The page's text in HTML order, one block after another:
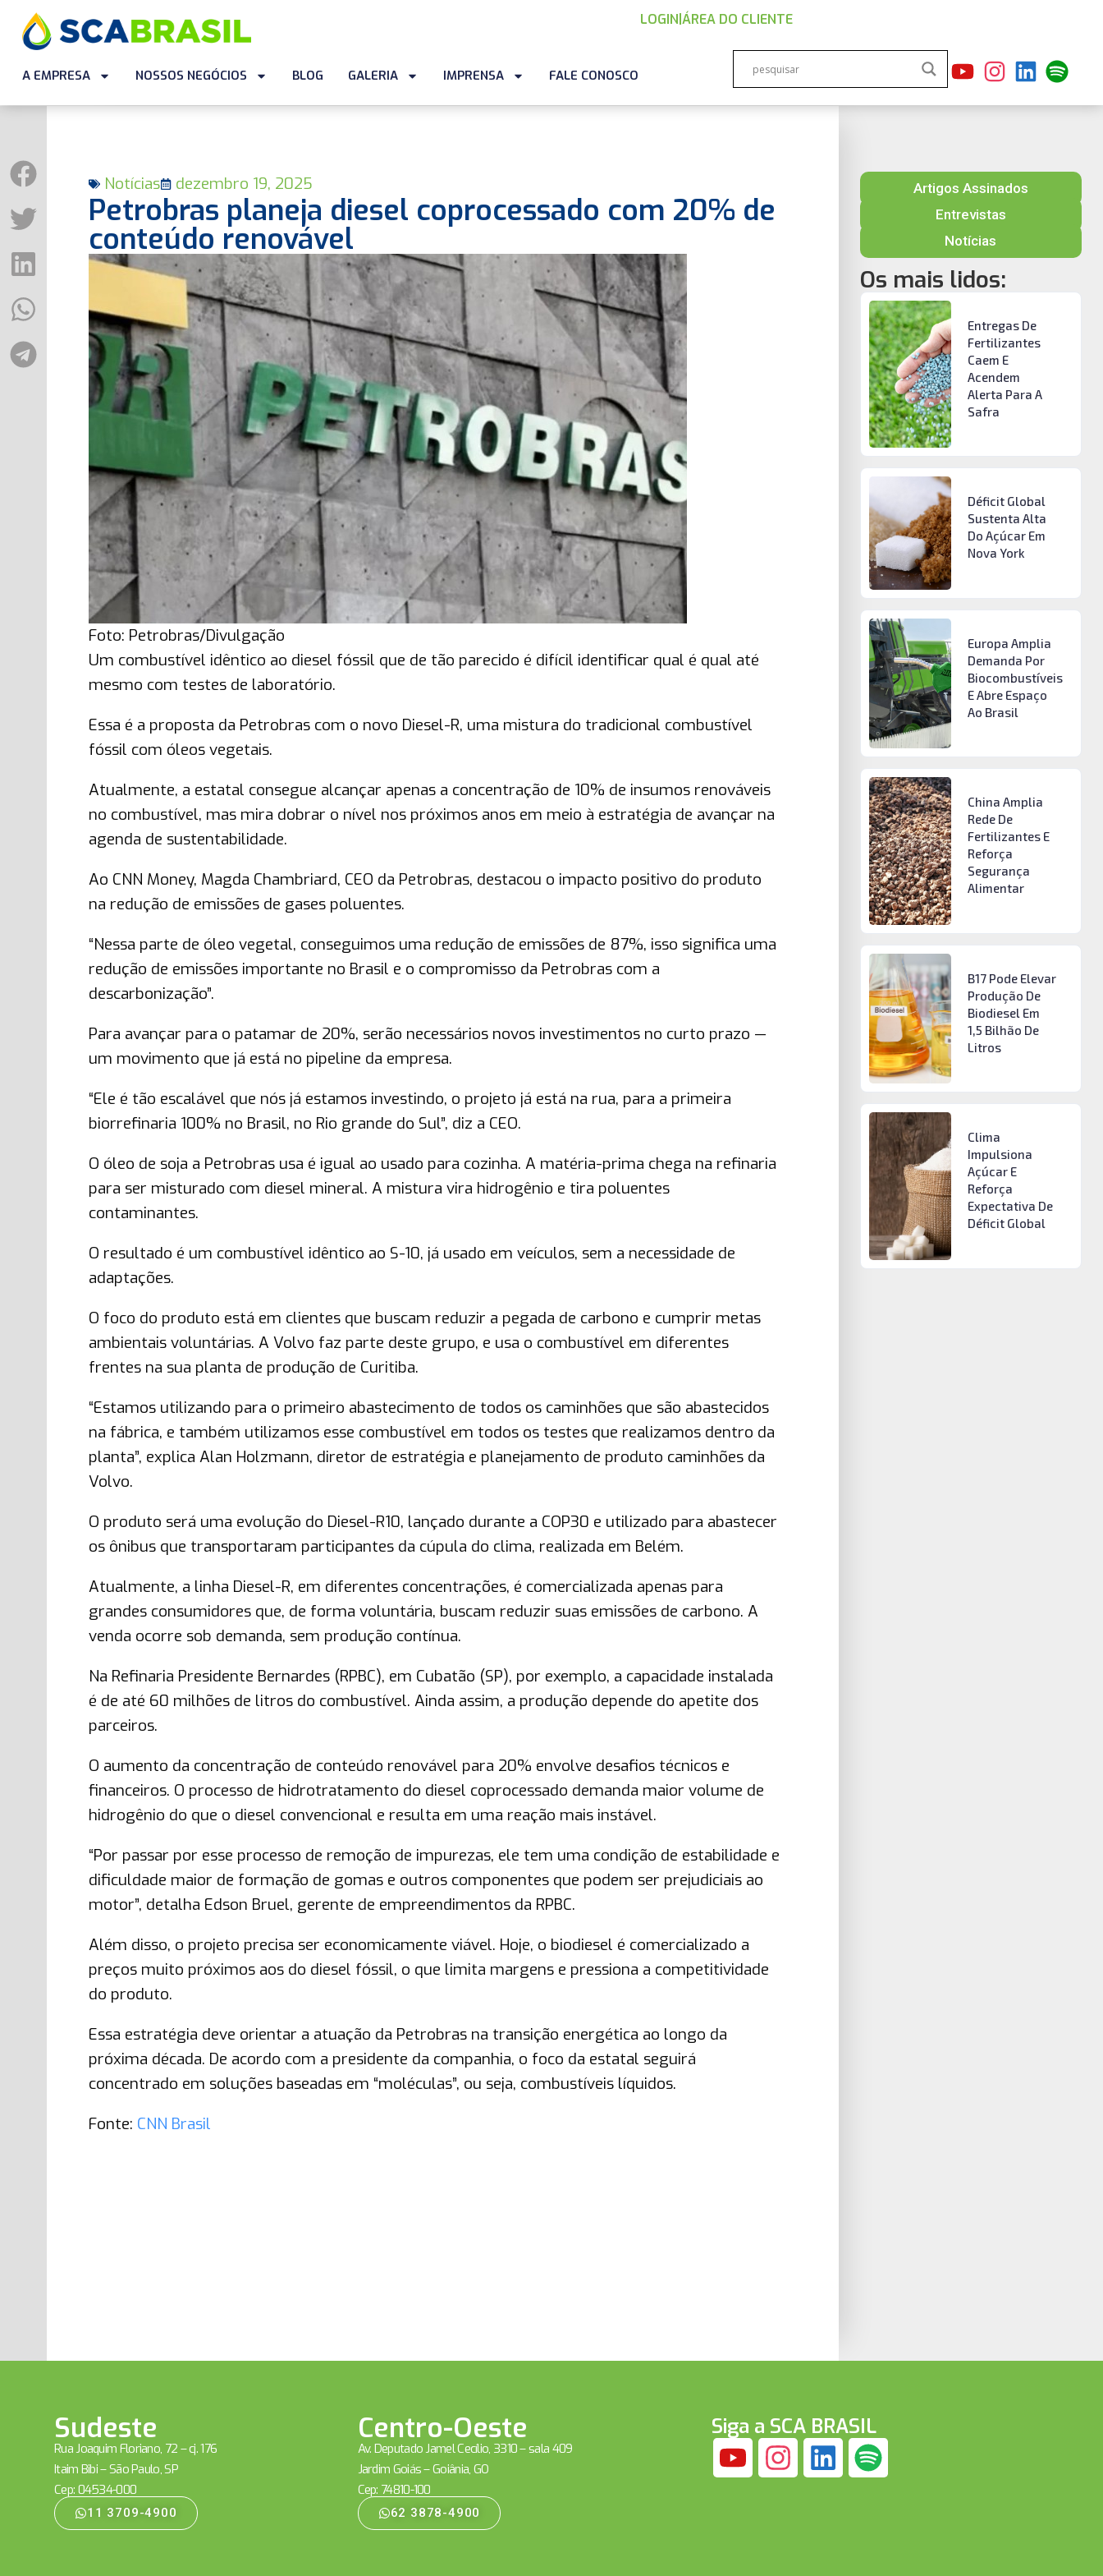
LOGIN |ÁREA DO CLIENTE
A EMPRESA NOSSOS NEGÓCIOS BLOG GALERIA IMPRENSA FALE CONOSCO
Notícias dezembro 19, 2025
Petrobras planeja diesel coprocessado com 20% de
conteúdo renovável
Foto: Petrobras/Divulgação
Um combustível idêntico ao diesel fóssil que de tão parecido é difícil identificar qual é qual até
mesmo com testes de laboratório.
Essa é a proposta da Petrobras com o novo Diesel-R, uma mistura do tradicional combustível
fóssil com óleos vegetais.
Atualmente, a estatal consegue alcançar apenas a concentração de 10% de insumos renováveis
no combustível, mas mira dobrar o nível nos próximos anos em meio à estratégia de avançar na
agenda de sustentabilidade.
Ao CNN Money, Magda Chambriard, CEO da Petrobras, destacou o impacto positivo do produto
na redução de emissões de gases poluentes.
“Nessa parte de óleo vegetal, conseguimos uma redução de emissões de 87%, isso significa uma
redução de emissões importante no Brasil e o compromisso da Petrobras com a
descarbonização”.
Para avançar para o patamar de 20%, serão necessários novos investimentos no curto prazo —
um movimento que já está no pipeline da empresa.
“Ele é tão escalável que nós já estamos investindo, o projeto já está na rua, para a primeira
biorrefinaria 100% no Brasil, no Rio grande do Sul”, diz a CEO.
O óleo de soja a Petrobras usa é igual ao usado para cozinha. A matéria-prima chega na refinaria
para ser misturado com diesel mineral. A mistura vira hidrogênio e tira poluentes
contaminantes.
O resultado é um combustível idêntico ao S-10, já usado em veículos, sem a necessidade de
adaptações.
O foco do produto está em clientes que buscam reduzir a pegada de carbono e cumprir metas
ambientais voluntárias. A Volvo faz parte deste grupo, e usa o combustível em diferentes
frentes na sua planta de produção de Curitiba.
“Estamos utilizando para o primeiro abastecimento de todos os caminhões que são abastecidos
na fábrica, e também utilizamos esse combustível em todos os testes que realizamos dentro da
planta”, explica Alan Holzmann, diretor de estratégia e planejamento de produto caminhões da
Volvo.
O produto será uma evolução do Diesel-R10, lançado durante a COP30 e utilizado para abastecer
os ônibus que transportaram participantes da cúpula do clima, realizada em Belém.
Atualmente, a linha Diesel-R, em diferentes concentrações, é comercializada apenas para
grandes consumidores que, de forma voluntária, buscam reduzir suas emissões de carbono. A
venda ocorre sob demanda, sem produção contínua.
Na Refinaria Presidente Bernardes (RPBC), em Cubatão (SP), por exemplo, a capacidade instalada
é de até 60 milhões de litros do combustível. Ainda assim, a produção depende do apetite dos
parceiros.
O aumento da concentração de conteúdo renovável para 20% envolve desafios técnicos e
financeiros. O processo de hidrotratamento do diesel coprocessado demanda maior volume de
hidrogênio do que o diesel convencional e resulta em uma reação mais instável.
“Por passar por esse processo de remoção de impurezas, ele tem uma condição de estabilidade e
dificuldade maior de formação de gomas e outros componentes que podem ser prejudiciais ao
motor”, detalha Edson Bruel, gerente de empreendimentos da RPBC.
Além disso, o projeto precisa ser economicamente viável. Hoje, o biodiesel é comercializado a
preços muito próximos aos do diesel fóssil, o que limita margens e pressiona a competitividade
do produto.
Essa estratégia deve orientar a atuação da Petrobras na transição energética ao longo da
próxima década. De acordo com a presidente da companhia, o foco da estatal seguirá
concentrado em soluções baseadas em “moléculas”, ou seja, combustíveis líquidos.
Fonte: CNN Brasil
Artigos Assinados
Entrevistas
Notícias
Os mais lidos:
Entregas De
Fertilizantes
Caem E
Acendem
Alerta Para A
Safra
Déficit Global
Sustenta Alta
Do Açúcar Em
Nova York
Europa Amplia
Demanda Por
Biocombustíveis
E Abre Espaço
Ao Brasil
China Amplia
Rede De
Fertilizantes E
Reforça
Segurança
Alimentar
B17 Pode Elevar
Produção De
Biodiesel Em
1,5 Bilhão De
Litros
Clima
Impulsiona
Açúcar E
Reforça
Expectativa De
Déficit Global
Sudeste
Rua Joaquim Floriano, 72 – cj. 176
Itaim Bibi – São Paulo, SP
Cep: 04534-000
11 3709-4900
Centro-Oeste
Av. Deputado Jamel Cecílio, 3310 – sala 409
Jardim Goiás – Goiânia, GO
Cep: 74810-100
62 3878-4900
Siga a SCA BRASIL